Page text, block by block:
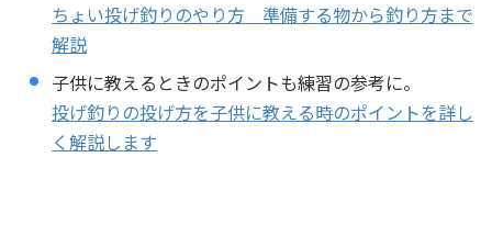
ちょい投げ釣りのやり方 準備する物から釣り方まで
解説
子供に教えるときのポイントも練習の参考に。
投げ釣りの投げ方を子供に教える時のポイントを詳し
く解説します